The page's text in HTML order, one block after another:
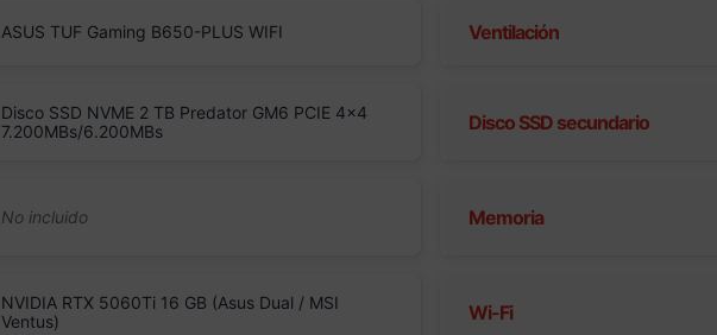
ASUS TUF Gaming B650-PLUS WIFI Ventilación
Disco SSD NVME 2 TB Predator GM6 PCIE 4×4
7.200MBs/6.200MBs
Disco SSD secundario
Memoria
NVIDIA RTX 5060Ti 16 GB (Asus Dual / MSI
Ventus)
Wi-Fi